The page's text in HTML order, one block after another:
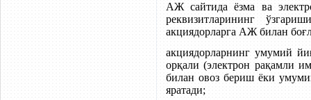
АЖ сайтида ёзма ва
реквизитларининг
акциядорларга АЖ билан
акциядорларнинг умумий
орқали (электрон рақамли
билан овоз бериш ёки
яратади;